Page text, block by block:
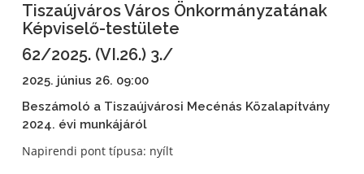
Tiszaújváros Város Önkormányzatának
Képviselő-testülete
62/2025. (VI.26.) 3./
2025. június 26. 09:00
Beszámoló a Tiszaújvárosi Mecénás Közalapítvány
2024. évi munkájáról
Napirendi pont típusa: nyílt